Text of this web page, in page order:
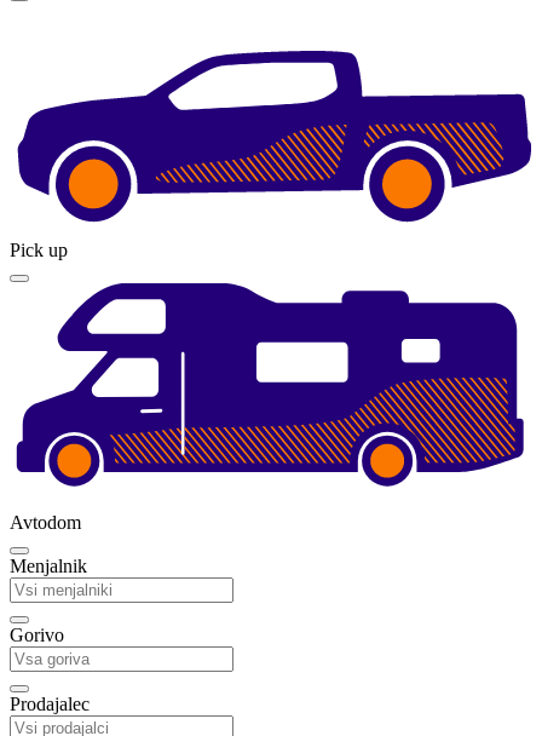
Pick up
Avtodom
Menjalnik
Gorivo
Prodajalec